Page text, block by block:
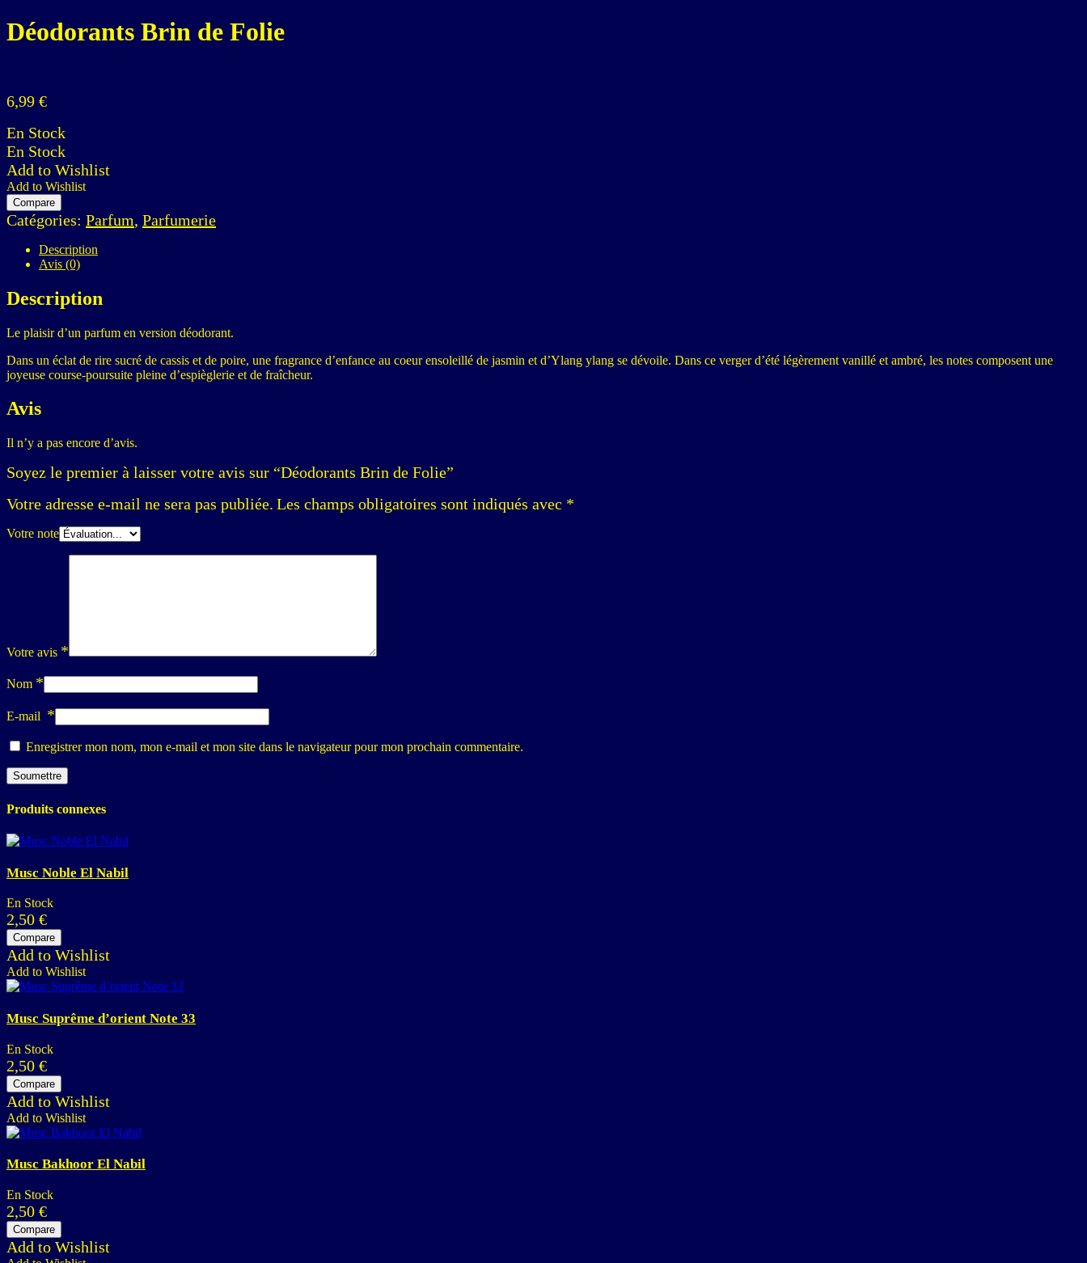
Déodorants Brin de Folie
6,99 €
En Stock
En Stock
Add to Wishlist
Add to Wishlist
Compare
Catégories: Parfum, Parfumerie
Description
Avis (0)
Description
Le plaisir d’un parfum en version déodorant.
Dans un éclat de rire sucré de cassis et de poire, une fragrance d’enfance au coeur ensoleillé de jasmin et d’Ylang ylang se dévoile. Dans ce verger d’été légèrement vanillé et ambré, les notes composent une
joyeuse course-poursuite pleine d’espièglerie et de fraîcheur.
Avis
Il n’y a pas encore d’avis.
Soyez le premier à laisser votre avis sur “Déodorants Brin de Folie”
Votre adresse e-mail ne sera pas publiée. Les champs obligatoires sont indiqués avec *
Votre note
Votre avis *
Nom *
E-mail *
Enregistrer mon nom, mon e-mail et mon site dans le navigateur pour mon prochain commentaire.
Produits connexes
Musc Noble El Nabil
En Stock
2,50 €
Compare
Add to Wishlist
Add to Wishlist
Musc Suprême d’orient Note 33
En Stock
2,50 €
Compare
Add to Wishlist
Add to Wishlist
Musc Bakhoor El Nabil
En Stock
2,50 €
Compare
Add to Wishlist